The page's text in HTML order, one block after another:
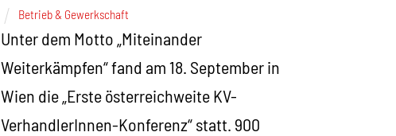
Betrieb & Gewerkschaft
Unter dem Motto „Miteinander
Weiterkämpfen“ fand am 18. September in
Wien die „Erste österreichweite KV-
VerhandlerInnen-Konferenz“ statt. 900